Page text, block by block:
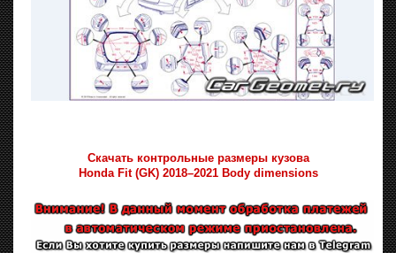
Скачать контрольные размеры кузова
Honda Fit (GK) 2018–2021 Body dimensions